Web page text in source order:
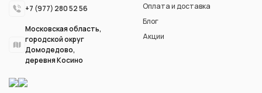
Оплата и доставка
Блог
Акции
+7 (977) 280 52 56
Московская область,
городской округ
Домодедово,
деревня Косино